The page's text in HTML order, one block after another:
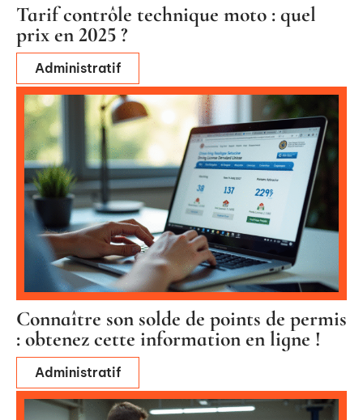
Tarif contrôle technique moto : quel
prix en 2025 ?
Administratif
Connaître son solde de points de permis
: obtenez cette information en ligne !
Administratif